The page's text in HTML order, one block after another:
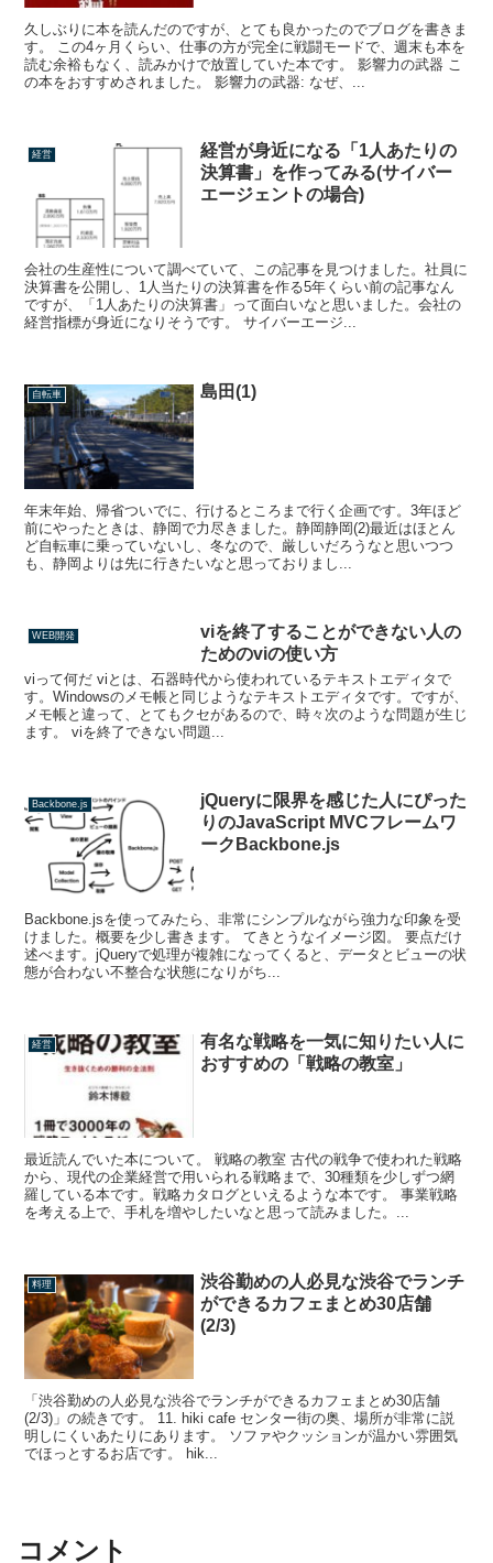
久しぶりに本を読んだのですが、とても良かったのでブログを書きま
す。 この4ヶ月くらい、仕事の方が完全に戦闘モードで、週末も本を
読む余裕もなく、読みかけで放置していた本です。 影響力の武器 こ
の本をおすすめされました。 影響力の武器: なぜ、...
経営
経営が身近になる「1人あたりの
決算書」を作ってみる(サイバー
エージェントの場合)
会社の生産性について調べていて、この記事を見つけました。社員に
決算書を公開し、1人当たりの決算書を作る5年くらい前の記事なん
ですが、「1人あたりの決算書」って面白いなと思いました。会社の
経営指標が身近になりそうです。 サイバーエージ...
自転車 島田(1)
年末年始、帰省ついでに、行けるところまで行く企画です。3年ほど
前にやったときは、静岡で力尽きました。静岡静岡(2)最近はほとん
ど自転車に乗っていないし、冬なので、厳しいだろうなと思いつつ
も、静岡よりは先に行きたいなと思っておりまし...
WEB開発
viを終了することができない人の
ためのviの使い方
viって何だ viとは、石器時代から使われているテキストエディタで
す。Windowsのメモ帳と同じようなテキストエディタです。ですが、
メモ帳と違って、とてもクセがあるので、時々次のような問題が生じ
ます。 viを終了できない問題...
Backbone.js
jQueryに限界を感じた人にぴった
りのJavaScript MVCフレームワ
ークBackbone.js
Backbone.jsを使ってみたら、非常にシンプルながら強力な印象を受
けました。概要を少し書きます。 てきとうなイメージ図。 要点だけ
述べます。jQueryで処理が複雑になってくると、データとビューの状
態が合わない不整合な状態になりがち...
経営
有名な戦略を一気に知りたい人に
おすすめの「戦略の教室」
最近読んでいた本について。 戦略の教室 古代の戦争で使われた戦略
から、現代の企業経営で用いられる戦略まで、30種類を少しずつ網
羅している本です。戦略カタログといえるような本です。 事業戦略
を考える上で、手札を増やしたいなと思って読みました。...
料理
渋谷勤めの人必見な渋谷でランチ
ができるカフェまとめ30店舗
(2/3)
「渋谷勤めの人必見な渋谷でランチができるカフェまとめ30店舗
(2/3)」の続きです。 11. hiki cafe センター街の奥、場所が非常に説
明しにくいあたりにあります。 ソファやクッションが温かい雰囲気
でほっとするお店です。 hik...
コメント